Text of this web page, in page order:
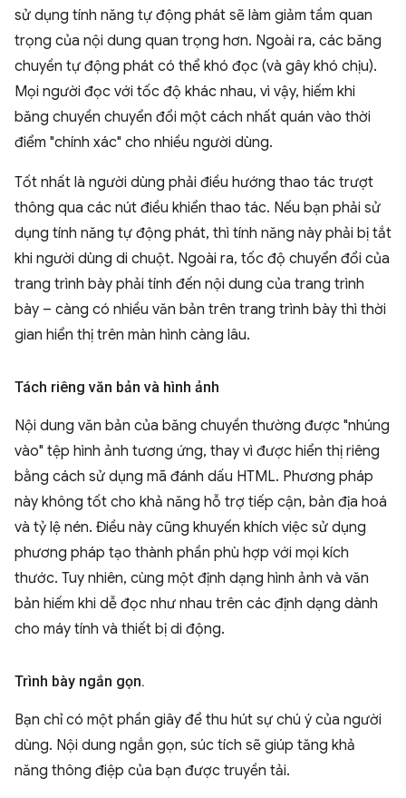
sử dụng tính năng tự động phát sẽ làm giảm tầm quan
trọng của nội dung quan trọng hơn. Ngoài ra, các băng
chuyền tự động phát có thể khó đọc (và gây khó chịu).
Mọi người đọc với tốc độ khác nhau, vì vậy, hiếm khi
băng chuyền chuyển đổi một cách nhất quán vào thời
điểm "chính xác" cho nhiều người dùng.
Tốt nhất là người dùng phải điều hướng thao tác trượt
thông qua các nút điều khiển thao tác. Nếu bạn phải sử
dụng tính năng tự động phát, thì tính năng này phải bị tắt
khi người dùng di chuột. Ngoài ra, tốc độ chuyển đổi của
trang trình bày phải tính đến nội dung của trang trình
bày – càng có nhiều văn bản trên trang trình bày thì thời
gian hiển thị trên màn hình càng lâu.
Tách riêng văn bản và hình ảnh
Nội dung văn bản của băng chuyền thường được "nhúng
vào" tệp hình ảnh tương ứng, thay vì được hiển thị riêng
bằng cách sử dụng mã đánh dấu HTML. Phương pháp
này không tốt cho khả năng hỗ trợ tiếp cận, bản địa hoá
và tỷ lệ nén. Điều này cũng khuyến khích việc sử dụng
phương pháp tạo thành phần phù hợp với mọi kích
thước. Tuy nhiên, cùng một định dạng hình ảnh và văn
bản hiếm khi dễ đọc như nhau trên các định dạng dành
cho máy tính và thiết bị di động.
Trình bày ngắn gọn.
Bạn chỉ có một phần giây để thu hút sự chú ý của người
dùng. Nội dung ngắn gọn, súc tích sẽ giúp tăng khả
năng thông điệp của bạn được truyền tải.